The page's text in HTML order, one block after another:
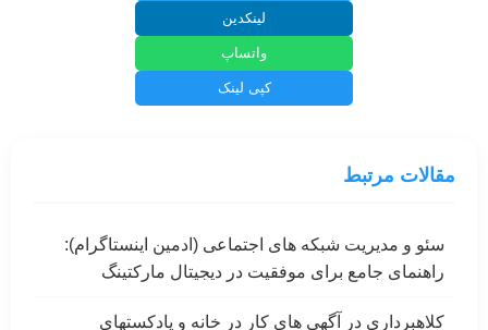
لینکدین
واتساپ
کپی لینک
مقالات مرتبط
سئو و مدیریت شبکه های اجتماعی (ادمین اینستاگرام):
راهنمای جامع برای موفقیت در دیجیتال مارکتینگ
کلاهبرداری در آگهی های کار در خانه و پادکستهای